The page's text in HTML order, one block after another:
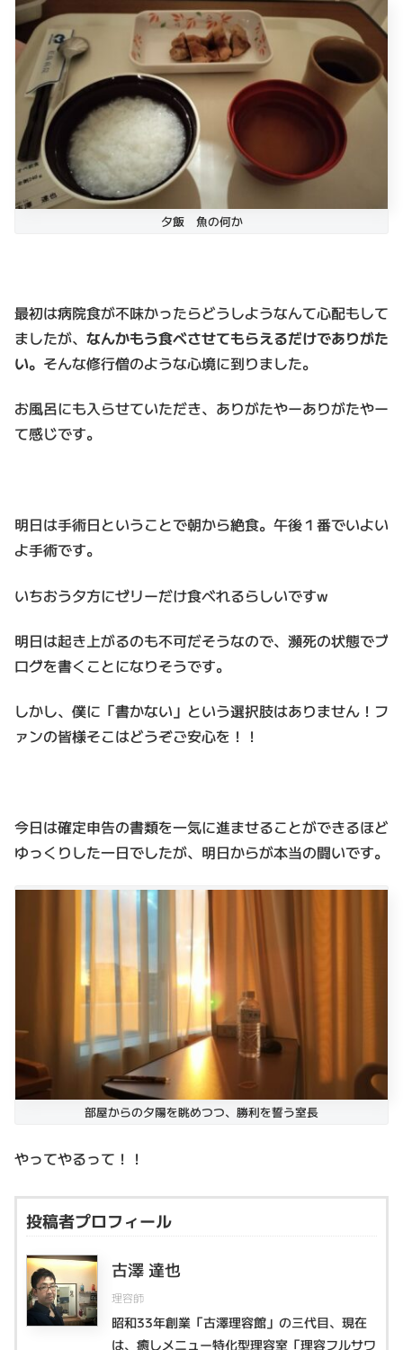
夕飯 魚の何か
最初は病院食が不味かったらどうしようなんて心配もして
ましたが、 なんかもう食べさせてもらえるだけでありがた
い。 そんな修行僧のような心境に到りました。
お風呂にも入らせていただき、ありがたやーありがたやー
て感じです。
明日は手術日ということで朝から絶食。午後１番でいよい
よ手術です。
いちおう夕方にゼリーだけ食べれるらしいですw
明日は起き上がるのも不可だそうなので、瀕死の状態でブ
ログを書くことになりそうです。
しかし、僕に「書かない」という選択肢はありません！フ
ァンの皆様そこはどうぞご安心を！！
今日は確定申告の書類を一気に進ませることができるほど
ゆっくりした一日でしたが、明日からが本当の闘いです。
部屋からの夕陽を眺めつつ、勝利を誓う室長
やってやるって！！
投稿者プロフィール
古澤 達也
理容師
昭和33年創業「古澤理容館」の三代目、現在
は、癒しメニュー特化型理容室「理容フルサワ